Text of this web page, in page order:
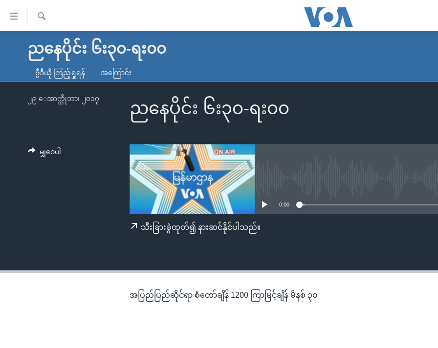
လွယ်ကူ
သည့်
ကျော်
မူလစာမျက်နှာ
ကမ္ဘာ့သတင်းများ
နိုင်ငံတကာ
တရုတ်
အစ္စရေး-ပါလက်စတိုင်း
ရပ်ဝန်းတခု လမ်းတခု အလွန်
အင်္ဂလိပ်စာလေ့လာမယ်
ရ
လာ
ညနေပိုင်း ၆း၃၀-ရး၀၀
ဗွီဒီယို ကြည့်ရှုရန် အကြောင်း
ညနေပိုင်း ၆း၃၀-ရး၀၀
၂၉ ေအာက္တိုဘာ၊ ၂၀၁၇
0:00
သီးခြားခွဲထုတ်၍ နားဆင်နိုင်ပါသည်။
မျှဝေပါ
အပြည်ပြည်ဆိုင်ရာ စံတော်ချိန် 1200 ကြာမြင့်ချိန် မိနစ် ၃၀